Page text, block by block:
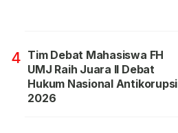
4 Tim Debat Mahasiswa FH
UMJ Raih Juara II Debat
Hukum Nasional Antikorupsi
2026